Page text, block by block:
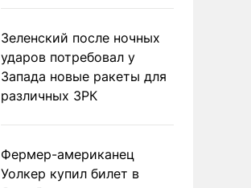
Зеленский после ночных
ударов потребовал у
Запада новые ракеты для
различных ЗРК
Фермер-американец
Уолкер купил билет в